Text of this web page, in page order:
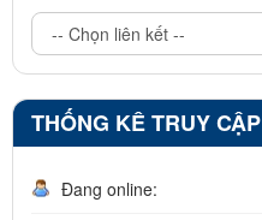
THỐNG KÊ TRUY CẬP
Đang online: